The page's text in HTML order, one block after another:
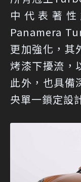
中代表著
Panamera
更加強化，其
烤漆下擾流，
此外，也具備
央單一鎖定設